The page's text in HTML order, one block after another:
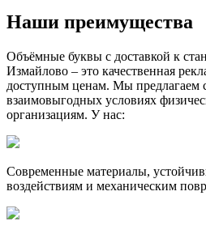
Наши преимущества
Объёмные буквы с доставкой к
Измайлово – это качественная
доступным ценам. Мы предлагаем
взаимовыгодных условиях
организациям. У нас:
Современные материалы,
воздействиям и механическим